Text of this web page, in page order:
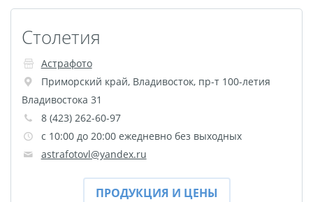
размеров
Портреты в стиле
Картины на холсте
Печать чертежей
Холст настольный с
мольбертом
Roll up
Фото на холсте с карт.
Столетия
Астрафото
Приморский край, Владивосток, пр-т 100-летия
Владивостока 31
8 (423) 262-60-97
с 10:00 до 20:00 ежедневно без выходных
astrafotovl@yandex.ru
ПРОДУКЦИЯ И ЦЕНЫ